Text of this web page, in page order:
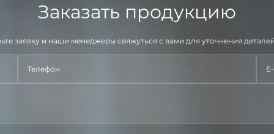
Заказать продукцию
заявку и наши менеджеры свяжуться с вами для уточнения